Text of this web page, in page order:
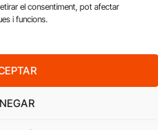
el consentiment, pot afectar
i funcions.